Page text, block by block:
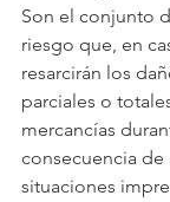
Son el conjunto
riesgo que, en
resarcirán los
parciales o
mercancías
consecuencia de
situaciones